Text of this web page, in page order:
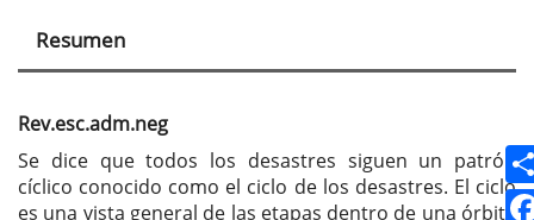
del
artículo
Resumen
Rev.esc.adm.neg
Se dice que todos los desastres siguen un patrón
cíclico conocido como el ciclo de los desastres. El ciclo
es una vista general de las etapas dentro de una órbita